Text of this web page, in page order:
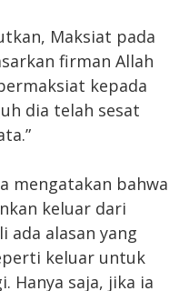
Maksiat pada
firman Allah
kepada
dia telah sesat
mengatakan bahwa
keluar dari
ada alasan yang
keluar untuk
Hanya saja, jika ia